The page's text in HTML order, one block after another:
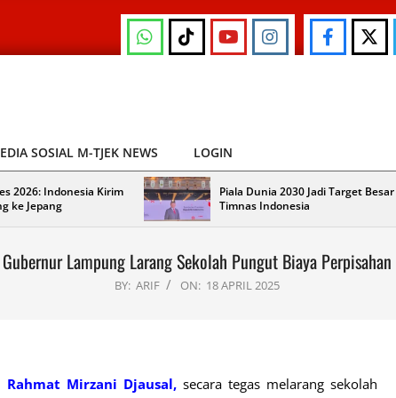
SOSIAL M-TJEK NEWS LOGIN
2026: Indonesia Kirim
ke Jepang
Piala Dunia 2030 Jadi Target Besar
Timnas Indonesia
Gubernur Lampung Larang Sekolah Pungut Biaya Perpisahan
BY: ARIF ON: 18 APRIL 2025
Rahmat Mirzani Djausal,secara tegas melarang sekolah